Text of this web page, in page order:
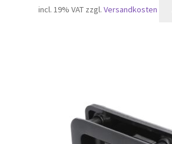
incl. 19% VAT zzgl. Versandkosten